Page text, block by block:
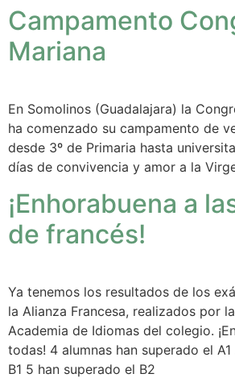
Campamento
Mariana
En Somolinos (Guadalajara) la
ha comenzado su campamento de
desde 3º de Primaria hasta
días de convivencia y amor a la
¡Enhorabuena a
de francés!
Ya tenemos los resultados de los
la Alianza Francesa, realizados por
Academia de Idiomas del colegio.
todas! 4 alumnas han superado el
B1 5 han superado el B2